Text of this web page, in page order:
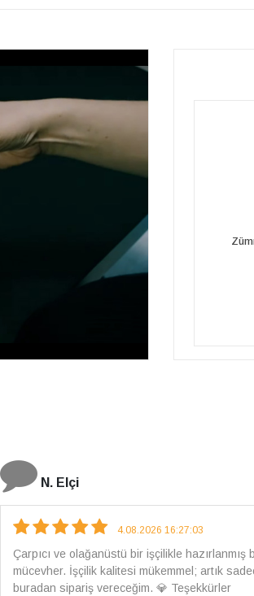
Zümrüt ve Pırlanta Taşlı Kolye
19.610 TL
İ. Bozkurt
31.07.2026 12:46:04
Harika tam istediğim gibi geldi kargom ayrıca
arkadaşlara da teşekkür ederim çok ilgilendiler
alışveriş yapabilirsiniz ben artık tek Sirius tan